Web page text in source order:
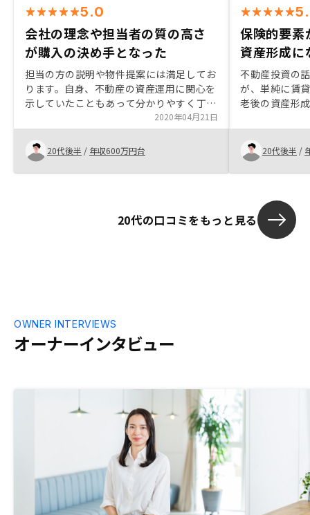
5.0
会社の理念や担当者の質の高さ
が購入の決め手となった
担当の方の説明や物件提案には満足してお
ります。自身、不動産の資産運用に関心を
示していたこともあって分かりやすく丁寧
に説明してもらいました。 不動産投資の
悪いイメージを払拭できるくらいの説明だ
ったと思います。 今回購入を決めた最大
のポイントは会社の理念や担当者の質の高
さが一番だったと思います。実際GAに転
での流れや必要書類の流れなど。 物件購
2020年04月21日
20代後半 / 年収600万円台
保険的要素
資産形成に
不動産投資の
が、単純に賃
老後の資産形
の中で保険的
は単純な金融
分散の一つと
中身を見れる
20代後半 /
20代の口コミをもっと見る
オーナーインタビュー
OWNER INTERVIEWS